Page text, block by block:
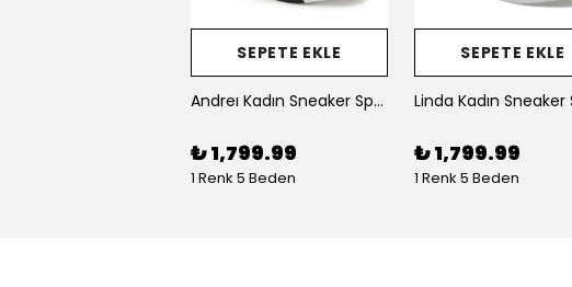
SEPETE EKLE
Andreı Kadın Sneaker Spor Ayakkabı
₺ 1,799.99
1 Renk 5 Beden
SEPETE EKLE
₺ 1,799.99
1 Renk 5 Beden